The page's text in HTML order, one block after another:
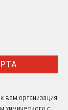
вам организация